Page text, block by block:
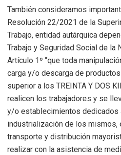
También consideramos
Resolución 22/2021 de la
Trabajo, entidad autárquica
Trabajo y Seguridad Social de la
Artículo 1º “que toda
carga y/o descarga de
superior a los TREINTA Y DOS
realicen los trabajadores y se
y/o establecimientos dedicados
industrialización de los mismos,
transporte y distribución
realizar con la asistencia de